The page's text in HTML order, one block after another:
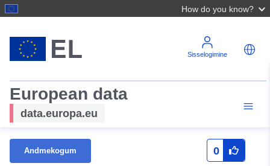
How do you know?
Sisselogimine
European data
data.europa.eu
Andmekogum 0